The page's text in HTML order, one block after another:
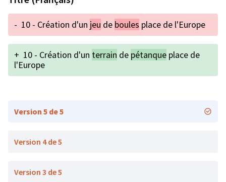
- 10 - Création d'un jeu de boules place de l'Europe
+ 10 - Création d'un terrain de pétanque place de
l'Europe
Version 5 de 5
Version 4 de 5
Version 3 de 5